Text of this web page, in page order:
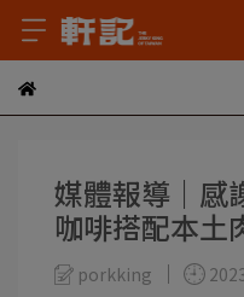
媒體報導｜感
咖啡搭配本土
porkking